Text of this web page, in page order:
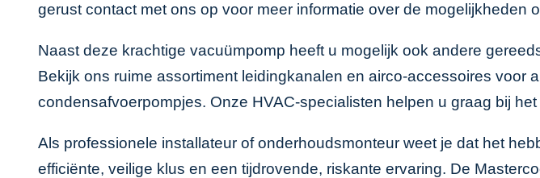
gerust contact met ons op voor meer informatie over de mogelijkheden
Naast deze krachtige vacuümpomp heeft u mogelijk ook andere
Bekijk ons ruime assortiment leidingkanalen en airco-accessoires voor
condensafvoerpompjes. Onze HVAC-specialisten helpen u graag bij
Als professionele installateur of onderhoudsmonteur weet je dat het
efficiënte, veilige klus en een tijdrovende, riskante ervaring. De